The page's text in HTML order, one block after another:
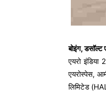
बोइंग, डसॉल्ट
एयरो इंडिया
एयरोस्पेस,
लिमिटेड